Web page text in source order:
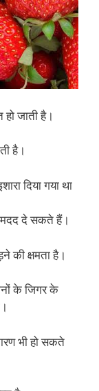
जाती है।
है।
दिया गया था
मदद दे सकते हैं।
की क्षमता है।
के जिगर के
भी हो सकते